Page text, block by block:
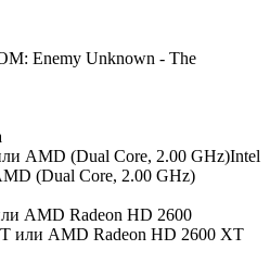
Enemy Unknown - The
AMD (Dual Core, 2.00 GHz)Intel
(Dual Core, 2.00 GHz)
AMD Radeon HD 2600
или AMD Radeon HD 2600 XT